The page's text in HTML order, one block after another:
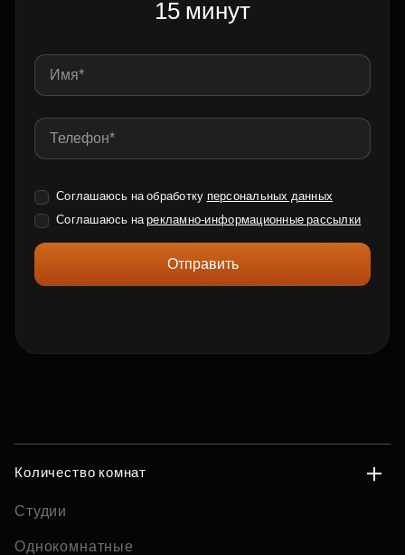
15 минут
Соглашаюсь на обработку персональных данных
Соглашаюсь нарекламно-информационные рассылки
Отправить
Количество комнат
Студии
Однокомнатные